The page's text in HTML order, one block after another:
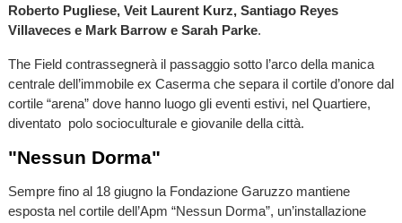
Roberto Pugliese, Veit Laurent Kurz, Santiago Reyes
Villaveces e Mark Barrow e Sarah Parke.
The Field contrassegnerà il passaggio sotto l’arco della manica
centrale dell’immobile ex Caserma che separa il cortile d’onore dal
cortile “arena” dove hanno luogo gli eventi estivi, nel Quartiere,
diventato polo socioculturale e giovanile della città.
"Nessun Dorma"
Sempre fino al 18 giugno la Fondazione Garuzzo mantiene
esposta nel cortile dell’Apm “Nessun Dorma”, un’installazione